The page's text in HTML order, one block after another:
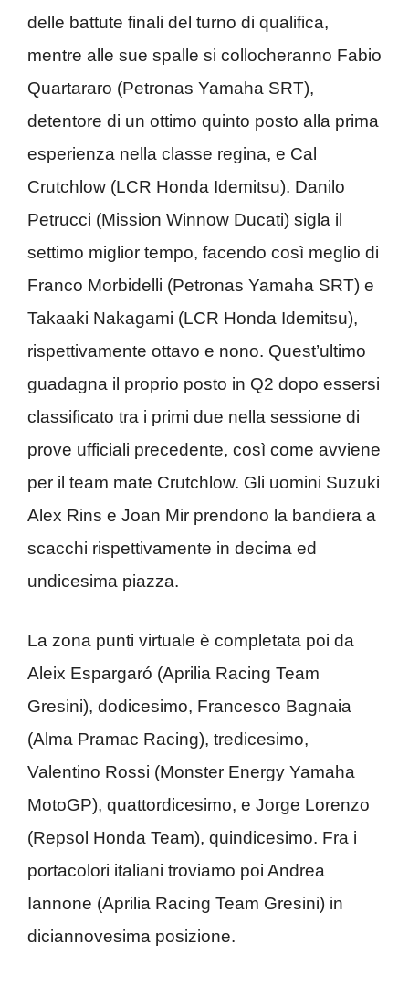
delle battute finali del turno di qualifica,
mentre alle sue spalle si collocheranno Fabio
Quartararo (Petronas Yamaha SRT),
detentore di un ottimo quinto posto alla prima
esperienza nella classe regina, e Cal
Crutchlow (LCR Honda Idemitsu). Danilo
Petrucci (Mission Winnow Ducati) sigla il
settimo miglior tempo, facendo così meglio di
Franco Morbidelli (Petronas Yamaha SRT) e
Takaaki Nakagami (LCR Honda Idemitsu),
rispettivamente ottavo e nono. Quest’ultimo
guadagna il proprio posto in Q2 dopo essersi
classificato tra i primi due nella sessione di
prove ufficiali precedente, così come avviene
per il team mate Crutchlow. Gli uomini Suzuki
Alex Rins e Joan Mir prendono la bandiera a
scacchi rispettivamente in decima ed
undicesima piazza.
La zona punti virtuale è completata poi da
Aleix Espargaró (Aprilia Racing Team
Gresini), dodicesimo, Francesco Bagnaia
(Alma Pramac Racing), tredicesimo,
Valentino Rossi (Monster Energy Yamaha
MotoGP), quattordicesimo, e Jorge Lorenzo
(Repsol Honda Team), quindicesimo. Fra i
portacolori italiani troviamo poi Andrea
Iannone (Aprilia Racing Team Gresini) in
diciannovesima posizione.